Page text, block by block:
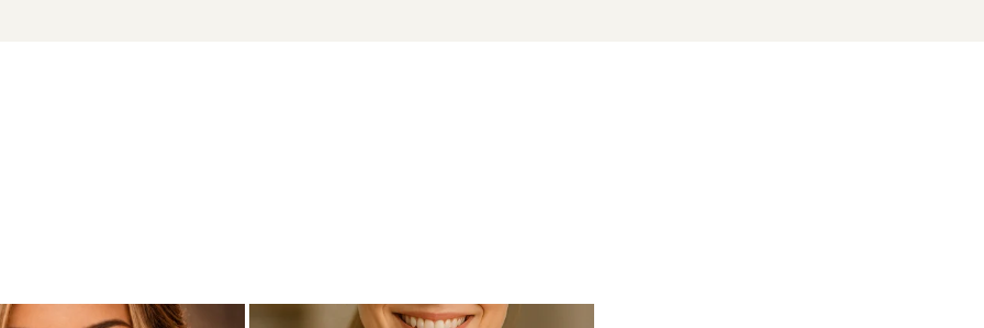
marcă înregistrată în 27 de țări. Toate produsele sunt realizate din perle naturale selectate manual, montate în